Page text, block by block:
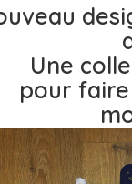
Une
pour